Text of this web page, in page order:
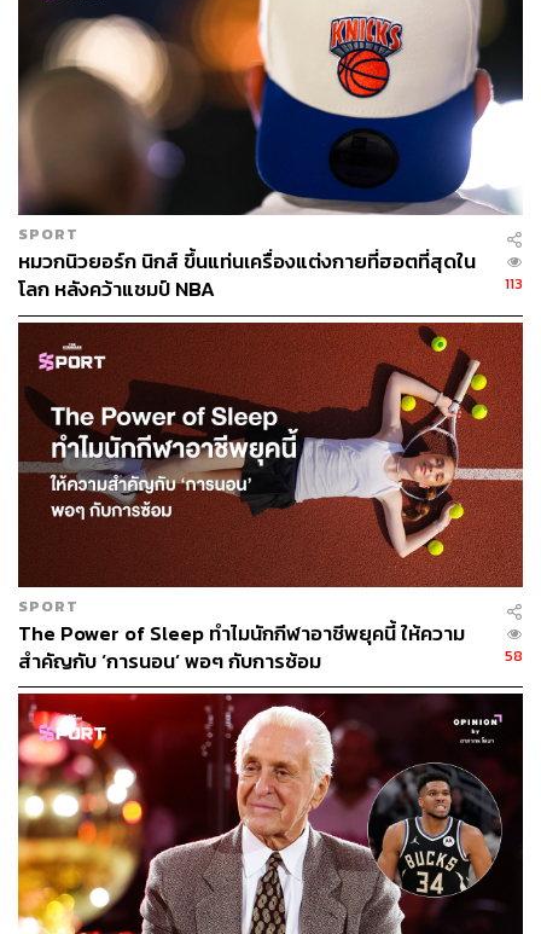
1.0K
ABOUT THE AUTHOR
สมศักดิ์ จันทวิชชประภา
โปรดิวเซอร์ คอลัมนิสต์ และบรรณาธิการ ผู้
หลงใหลในความตื่นเต้นของกีฬาและความ
สงบของการอ่านหนังสือเงียบๆ
SPORT
หมวกนิวยอร์ก นิกส์ ขึ้นแท่นเครื่องแต่งกายที่ฮอตที่สุดใน
โลก หลังคว้าแชมป์ NBA
113
SPORT
The Power of Sleep ทำไมนักกีฬาอาชีพยุคนี้ ให้ความ
สำคัญกับ ‘การนอน’ พอๆ กับการซ้อม
58